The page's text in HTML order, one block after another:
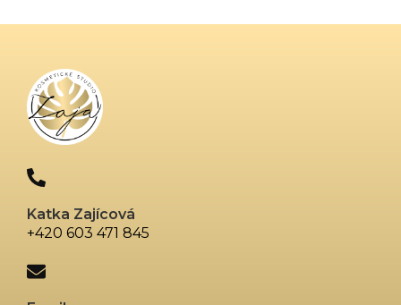
Katka Zajícová​
+420 603 471 845